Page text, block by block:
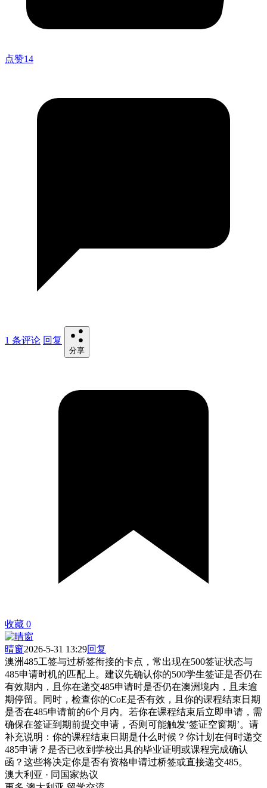
点赞14
1 条评论 回复
分享
收藏 0
晴窗2026-5-31 13:29回复
澳洲485工签与过桥签衔接的卡点，常出现在500签证状态与
485申请时机的匹配上。建议先确认你的500学生签证是否仍在
有效期内，且你在递交485申请时是否仍在澳洲境内，且未逾
期停留。同时，检查你的CoE是否有效，且你的课程结束日期
是否在485申请前的6个月内。若你在课程结束后立即申请，需
确保在签证到期前提交申请，否则可能触发‘签证空窗期’。请
补充说明：你的课程结束日期是什么时候？你计划在何时递交
485申请？是否已收到学校出具的毕业证明或课程完成确认
函？这些将决定你是否有资格申请过桥签或直接递交485。
澳大利亚 · 同国家热议